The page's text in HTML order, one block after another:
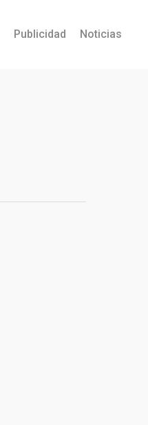
Publicidad Noticias